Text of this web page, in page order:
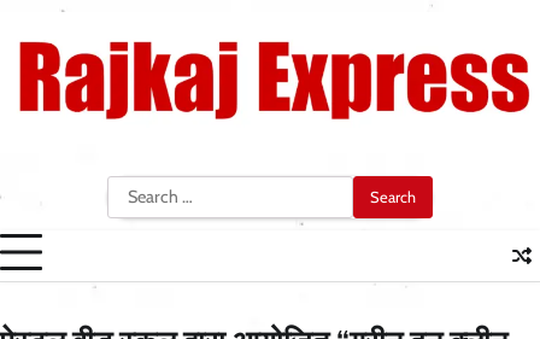
content
Search
for: